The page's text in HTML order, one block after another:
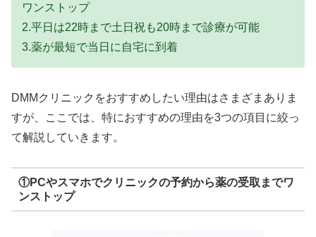
ワンストップ
2.平日は22時まで土日祝も20時まで診療が可能
3.薬が最短で当日に自宅に到着
DMMクリニックをおすすめしたい理由はさまざまありま
すが、ここでは、特におすすめの理由を3つの項目に絞っ
て解説していきます。
①PCやスマホでクリニックの予約から薬の受取までワ
ンストップ